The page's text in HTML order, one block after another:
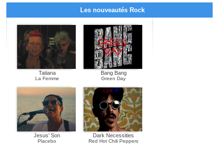
Les nouveautés Rock
Tatiana
La Femme
Bang Bang
Green Day
Jesus’ Son
Placebo
Dark Necessities
Red Hot Chili Peppers